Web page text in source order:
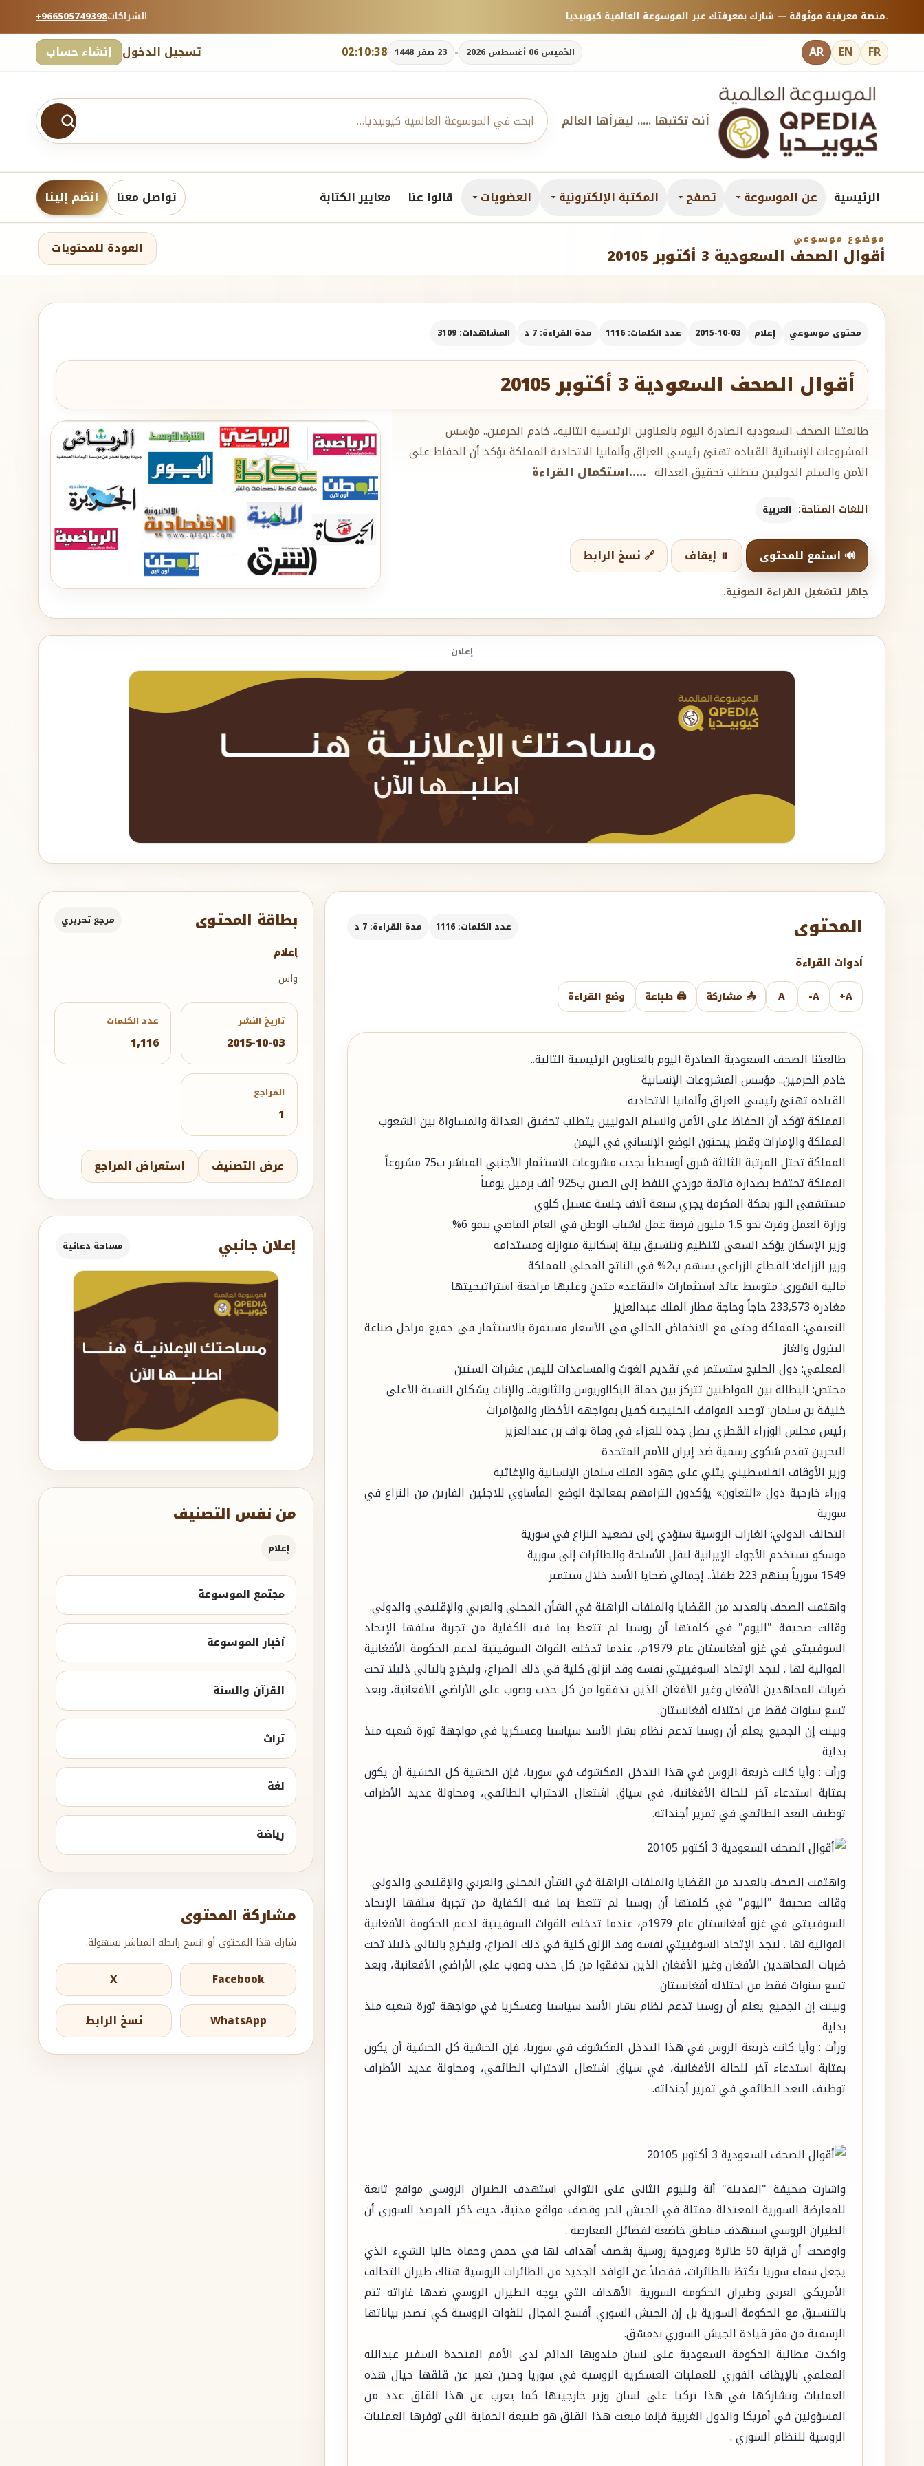
+966505749398الشراكات منصة معرفية موثوقة — شارك بمعرفتك عبر الموسوعة العالمية كيوبيديا.
تسجيل الدخول إنشاء حساب 02:10:39 الخميس 06 أغسطس 2026 - 23 صفر 1448 AR EN FR
أنت تكتبها ..... ليقرأها العالم
الرئيسية عن الموسوعة تصفح المكتبة الإلكترونية العضويات قالوا عنا معايير الكتابة تواصل معنا انضم إلينا
موضوع موسوعي
أقوال الصحف السعودية 3 أكتوبر 20105 العودة للمحتويات
محتوى موسوعي إعلام 2015-10-03 عدد الكلمات: 1116 مدة القراءة: 7 د المشاهدات: 3109
أقوال الصحف السعودية 3 أكتوبر 20105
طالعتنا الصحف السعودية الصادرة اليوم بالعناوين الرئيسية التالية.. خادم الحرمين.. مؤسس
المشروعات الإنسانية القيادة تهنئ رئيسي العراق وألمانيا الاتحادية المملكة تؤكد أن الحفاظ على
الأمن والسلم الدوليين يتطلب تحقيق العدالة .....استكمال القراءة
اللغات المتاحة: العربية
🔊 استمع للمحتوى ⏸️ إيقاف 🔗 نسخ الرابط
جاهز لتشغيل القراءة الصوتية.
إعلان
بطاقة المحتوى مرجع تحريري
إعلام
واس
تاريخ النشر
2015-10-03
عدد الكلمات
1,116
المراجع
1
عرض التصنيف استعراض المراجع
إعلان جانبي مساحة دعائية
من نفس التصنيف
إعلام
مجتمع الموسوعة
أخبار الموسوعة
القرآن والسنة
تراث
لغة
رياضة
مشاركة المحتوى
شارك هذا المحتوى أو انسخ رابطه المباشر بسهولة.
Facebook
X
WhatsApp نسخ الرابط
المحتوى عدد الكلمات: 1116 مدة القراءة: 7 د
أدوات القراءة
A+
A-
A 📤 مشاركة 🖨️ طباعة وضع القراءة
طالعتنا الصحف السعودية الصادرة اليوم بالعناوين الرئيسية التالية..
خادم الحرمين.. مؤسس المشروعات الإنسانية
القيادة تهنئ رئيسي العراق وألمانيا الاتحادية
المملكة تؤكد أن الحفاظ على الأمن والسلم الدوليين يتطلب تحقيق العدالة والمساواة بين الشعوب
المملكة والإمارات وقطر يبحثون الوضع الإنساني في اليمن
المملكة تحتل المرتبة الثالثة شرق أوسطياً بجذب مشروعات الاستثمار الأجنبي المباشر ب75 مشروعاً
المملكة تحتفظ بصدارة قائمة موردي النفط إلى الصين ب925 ألف برميل يومياً
مستشفى النور بمكة المكرمة يجري سبعة آلاف جلسة غسيل كلوي
وزارة العمل وفرت نحو 1.5 مليون فرصة عمل لشباب الوطن في العام الماضي بنمو 6%
وزير الإسكان يؤكد السعي لتنظيم وتنسيق بيئة إسكانية متوازنة ومستدامة
وزير الزراعة: القطاع الزراعي يسهم ب2% في الناتج المحلي للمملكة
مالية الشورى: متوسط عائد استثمارات «التقاعد» متدنٍ وعليها مراجعة استراتيجيتها
مغادرة 233,573 حاجاً وحاجة مطار الملك عبدالعزيز
النعيمي: المملكة وحتى مع الانخفاض الحالي في الأسعار مستمرة بالاستثمار في جميع مراحل صناعة
البترول والغاز
المعلمي: دول الخليج ستستمر في تقديم الغوث والمساعدات لليمن عشرات السنين
مختص: البطالة بين المواطنين تتركز بين حملة البكالوريوس والثانوية.. والإناث يشكلن النسبة الأعلى
خليفة بن سلمان: توحيد المواقف الخليجية كفيل بمواجهة الأخطار والمؤامرات
رئيس مجلس الوزراء القطري يصل جدة للعزاء في وفاة نواف بن عبدالعزيز
البحرين تقدم شكوى رسمية ضد إيران للأمم المتحدة
وزير الأوقاف الفلسطيني يثني على جهود الملك سلمان الإنسانية والإغاثية
وزراء خارجية دول «التعاون» يؤكدون التزامهم بمعالجة الوضع المأساوي للاجئين الفارين من النزاع في
سورية
التحالف الدولي: الغارات الروسية ستؤدي إلى تصعيد النزاع في سورية
موسكو تستخدم الأجواء الإيرانية لنقل الأسلحة والطائرات إلى سورية
1549 سورياً بينهم 223 طفلاً.. إجمالي ضحايا الأسد خلال سبتمبر
واهتمت الصحف بالعديد من القضايا والملفات الراهنة في الشأن المحلي والعربي والإقليمي والدولي.
وقالت صحيفة "اليوم" في كلمتها أن روسيا لم تتعظ بما فيه الكفاية من تجربة سلفها الإتحاد
السوفييتي في غزو أفغانستان عام 1979م، عندما تدخلت القوات السوفيتية لدعم الحكومة الأفغانية
الموالية لها . ليجد الإتحاد السوفييتي نفسه وقد انزلق كلية في ذلك الصراع، وليخرج بالتالي ذليلا تحت
ضربات المجاهدين الأفغان وغير الأفغان الذين تدفقوا من كل حدب وصوب على الأراضي الأفغانية، وبعد
تسع سنوات فقط من احتلاله أفغانستان.
وبينت إن الجميع يعلم أن روسيا تدعم نظام بشار الأسد سياسيا وعسكريا في مواجهة ثورة شعبه منذ
بداية
ورأت : وأيا كانت ذريعة الروس في هذا التدخل المكشوف في سوريا، فإن الخشية كل الخشية أن يكون
بمثابة استدعاء آخر للحالة الأفغانية، في سياق اشتعال الاحتراب الطائفي، ومحاولة عديد الأطراف
توظيف البعد الطائفي في تمرير أجنداته.
واهتمت الصحف بالعديد من القضايا والملفات الراهنة في الشأن المحلي والعربي والإقليمي والدولي.
وقالت صحيفة "اليوم" في كلمتها أن روسيا لم تتعظ بما فيه الكفاية من تجربة سلفها الإتحاد
السوفييتي في غزو أفغانستان عام 1979م، عندما تدخلت القوات السوفيتية لدعم الحكومة الأفغانية
الموالية لها . ليجد الإتحاد السوفييتي نفسه وقد انزلق كلية في ذلك الصراع، وليخرج بالتالي ذليلا تحت
ضربات المجاهدين الأفغان وغير الأفغان الذين تدفقوا من كل حدب وصوب على الأراضي الأفغانية، وبعد
تسع سنوات فقط من احتلاله أفغانستان.
وبينت إن الجميع يعلم أن روسيا تدعم نظام بشار الأسد سياسيا وعسكريا في مواجهة ثورة شعبه منذ
بداية
ورأت : وأيا كانت ذريعة الروس في هذا التدخل المكشوف في سوريا، فإن الخشية كل الخشية أن يكون
بمثابة استدعاء آخر للحالة الأفغانية، في سياق اشتعال الاحتراب الطائفي، ومحاولة عديد الأطراف
توظيف البعد الطائفي في تمرير أجنداته.
واشارت صحيفة "المدينة" أنة ولليوم الثاني على التوالي استهدف الطيران الروسي مواقع تابعة
للمعارضة السورية المعتدلة ممثلة في الجيش الحر وقصف مواقع مدنية، حيث ذكر المرصد السوري أن
الطيران الروسي استهدف مناطق خاضعة لفصائل المعارضة .
واوضحت أن قرابة 50 طائرة ومروحية روسية بقصف أهداف لها في حمص وحماة حاليا الشيء الذي
يجعل سماء سوريا تكتظ بالطائرات، ففضلاً عن الوافد الجديد من الطائرات الروسية هناك طيران التحالف
الأمريكي العربي وطيران الحكومة السورية. الأهداف التي يوجه الطيران الروسي ضدها غاراته تتم
بالتنسيق مع الحكومة السورية بل إن الجيش السوري أفسح المجال للقوات الروسية كي تصدر بياناتها
الرسمية من مقر قيادة الجيش السوري بدمشق.
واكدت مطالبة الحكومة السعودية على لسان مندوبها الدائم لدى الأمم المتحدة السفير عبدالله
المعلمي بالإيقاف الفوري للعمليات العسكرية الروسية في سوريا وحين تعبر عن قلقها حيال هذه
العمليات وتشاركها في هذا تركيا على لسان وزير خارجيتها كما يعرب عن هذا القلق عدد من
المسؤولين في أمريكا والدول الغربية فإنما مبعث هذا القلق هو طبيعة الحماية التي توفرها العمليات
الروسية للنظام السوري .